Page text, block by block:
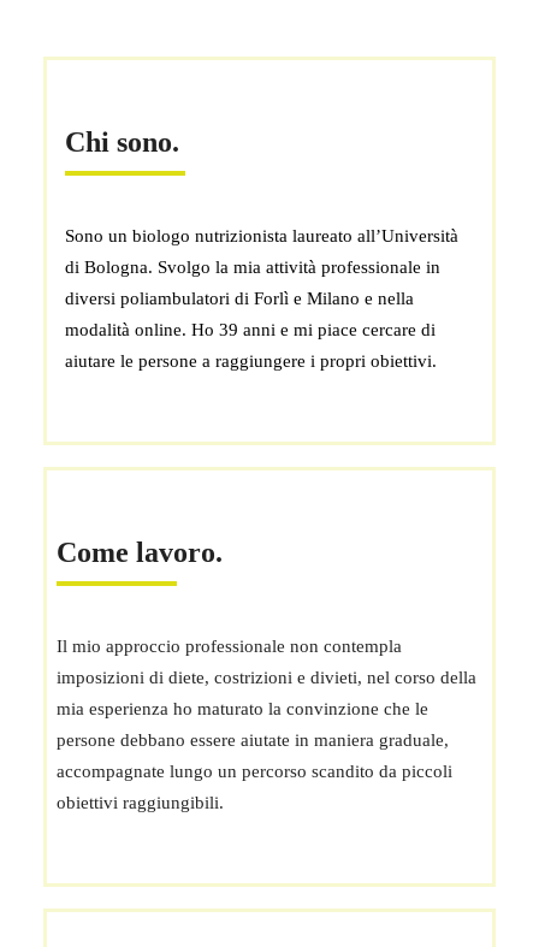
Chi sono.
Sono un biologo nutrizionista laureato all’Università
di Bologna. Svolgo la mia attività professionale in
diversi poliambulatori di Forlì e Milano e nella
modalità online. Ho 39 anni e mi piace cercare di
aiutare le persone a raggiungere i propri obiettivi.
Come lavoro.
Il mio approccio professionale non contempla
imposizioni di diete, costrizioni e divieti, nel corso della
mia esperienza ho maturato la convinzione che le
persone debbano essere aiutate in maniera graduale,
accompagnate lungo un percorso scandito da piccoli
obiettivi raggiungibili.